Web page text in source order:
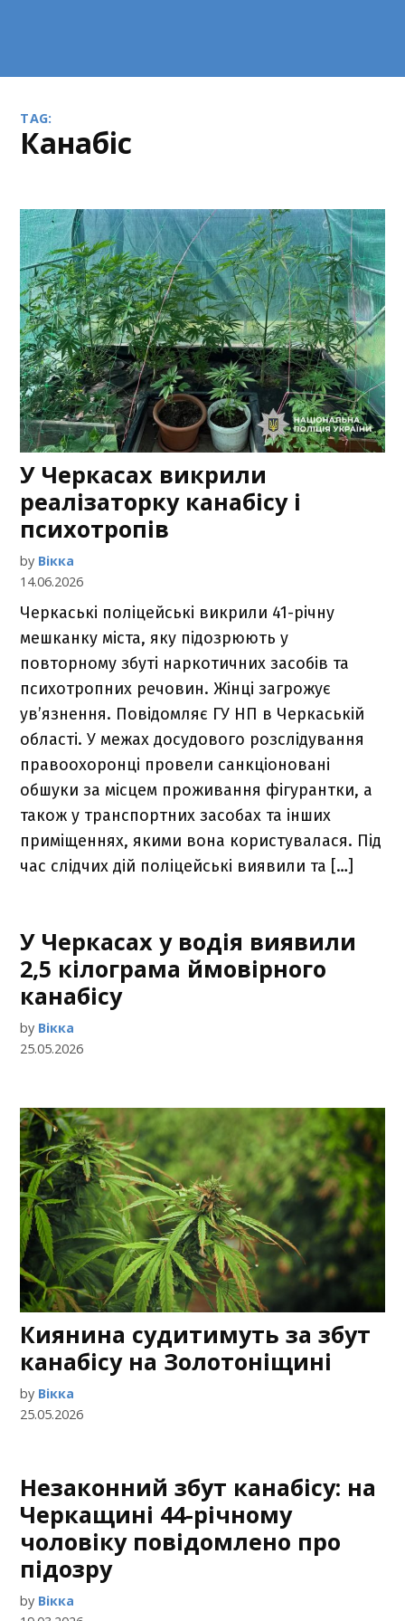
TAG:
канабіс
У Черкасах викрили
реалізаторку канабісу і
психотропів
by Вікка
14.06.2026
Черкаські поліцейські викрили 41-річну
мешканку міста, яку підозрюють у
повторному збуті наркотичних засобів та
психотропних речовин. Жінці загрожує
ув’язнення. Повідомляє ГУ НП в Черкаській
області. У межах досудового розслідування
правоохоронці провели санкціоновані
обшуки за місцем проживання фігурантки, а
також у транспортних засобах та інших
приміщеннях, якими вона користувалася. Під
час слідчих дій поліцейські виявили та […]
У Черкасах у водія виявили
2,5 кілограма ймовірного
канабісу
by Вікка
25.05.2026
Киянина судитимуть за збут
канабісу на Золотоніщині
by Вікка
25.05.2026
Незаконний збут канабісу: на
Черкащині 44-річному
чоловіку повідомлено про
підозру
by Вікка